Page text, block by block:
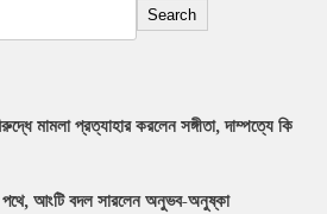
Search
মামলা প্রত্যাহার করলেন সঙ্গীতা, দাম্পত্যে কি
পথে, আংটি বদল সারলেন অনুভব-অনুষ্কা